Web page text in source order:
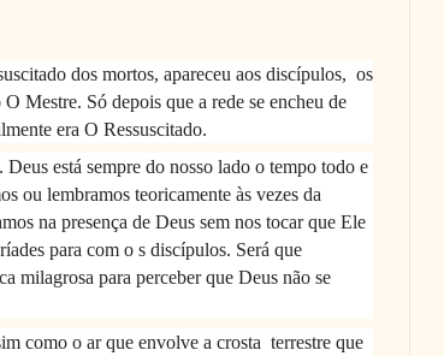
dos mortos, apareceu aos discípulos, os
Mestre. Só depois que a rede se encheu de
era O Ressuscitado.
está sempre do nosso lado o tempo todo e
ou lembramos teoricamente às vezes da
na presença de Deus sem nos tocar que Ele
para com o s discípulos. Será que
milagrosa para perceber que Deus não se
como o ar que envolve a crosta terrestre que